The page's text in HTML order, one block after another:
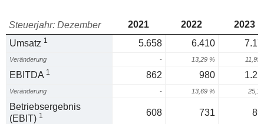
Steuerjahr: Dezember 2021 2022
2023
Umsatz 1 5.658 6.410
Veränderung - 13,29 % 11,95
EBITDA 1 862 980
Veränderung - 13,69 % 25,1
Betriebsergebnis
(EBIT) 1 608 731